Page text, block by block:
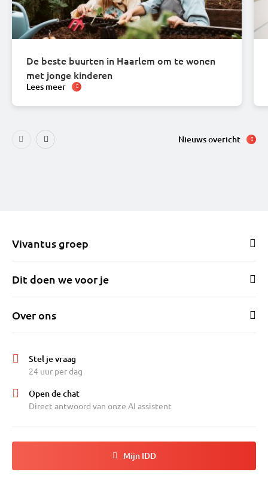
De beste buurten in Haarlem om te wonen
met jonge kinderen
Lees meer
Nieuws overicht
Vivantus groep
Dit doen we voor je
Over ons
Stel je vraag
24 uur per dag
Open de chat
Direct antwoord van onze AI assistent
Mijn IDD